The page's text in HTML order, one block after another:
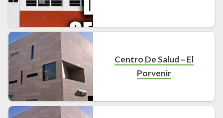
Centro De Salud – El
Porvenir